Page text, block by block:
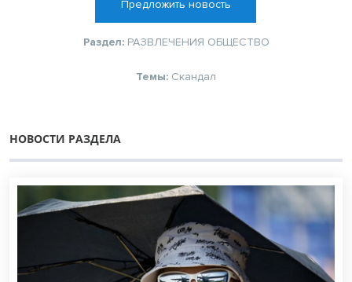
Предложить новость
Раздел: РАЗВЛЕЧЕНИЯ ОБЩЕСТВО
Темы: Скандал
НОВОСТИ РАЗДЕЛА